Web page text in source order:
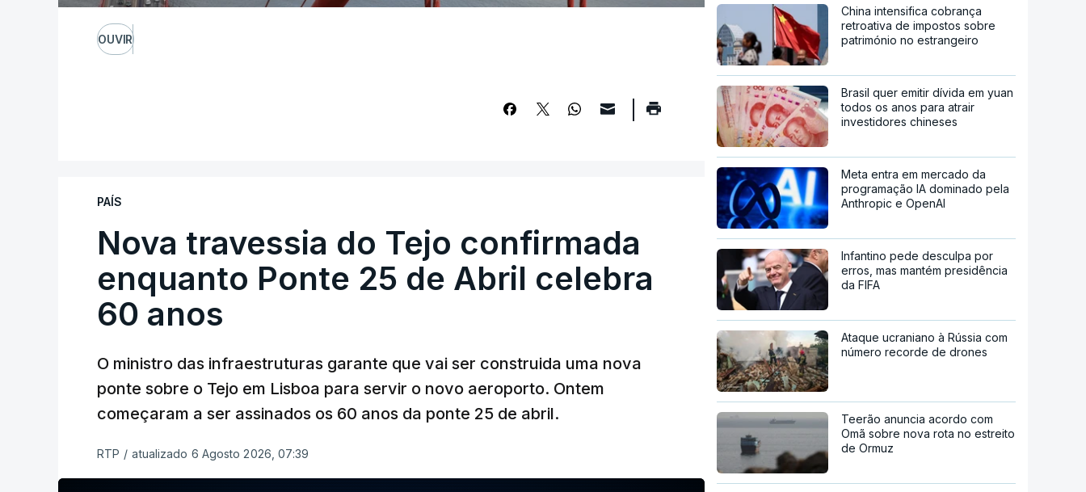
OUVIR
PAÍS
Nova travessia do Tejo confirmada
enquanto Ponte 25 de Abril celebra
60 anos
O ministro das infraestruturas garante que vai ser construida uma nova
ponte sobre o Tejo em Lisboa para servir o novo aeroporto. Ontem
começaram a ser assinados os 60 anos da ponte 25 de abril.
RTP / atualizado 6 Agosto 2026, 07:39
China intensifica cobrança
retroativa de impostos sobre
património no estrangeiro
Brasil quer emitir dívida em yuan
todos os anos para atrair
investidores chineses
Meta entra em mercado da
programação IA dominado pela
Anthropic e OpenAI
Infantino pede desculpa por
erros, mas mantém presidência
da FIFA
Ataque ucraniano à Rússia com
número recorde de drones
Teerão anuncia acordo com
Omã sobre nova rota no estreito
de Ormuz